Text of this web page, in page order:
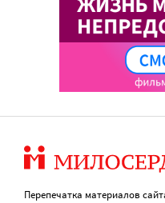
Перепечатка материалов